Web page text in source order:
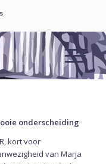
onderscheiding
kort voor
van Marja